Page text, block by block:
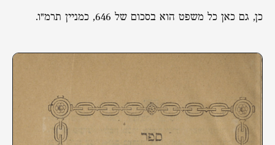
כן, גם כאן כל משפט הוא בסכום של 646, כמניין תרמ"ו.